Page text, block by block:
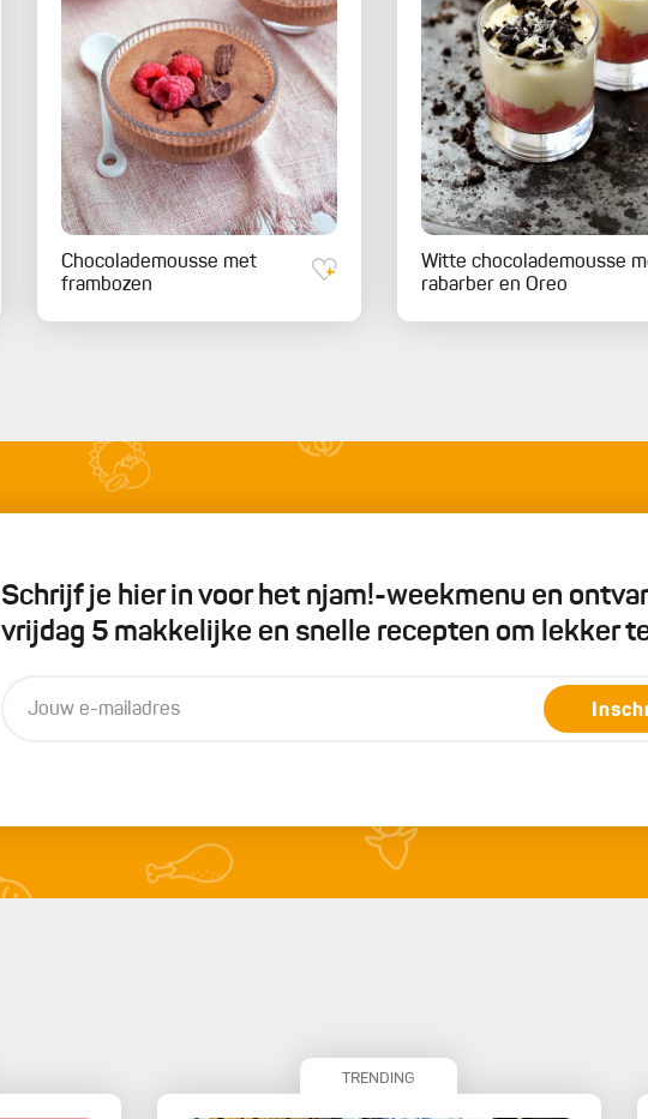
Chocolademousse met
frambozen
Witte chocolademousse
rabarber en Oreo
Schrijf je hier in voor het njam!-weekmenu en
vrijdag 5 makkelijke en snelle recepten om lekker
TRENDING